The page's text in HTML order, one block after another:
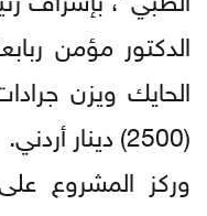
الدكتور مؤمن
الحايك ويزن
(2500) دينار أردني.
وركز المشروع